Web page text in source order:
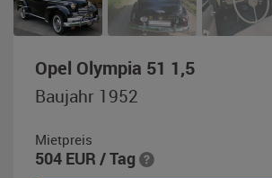
Opel Olympia 51 1,5,
Baujahr 1952
Mietpreis
504 EUR / Tag